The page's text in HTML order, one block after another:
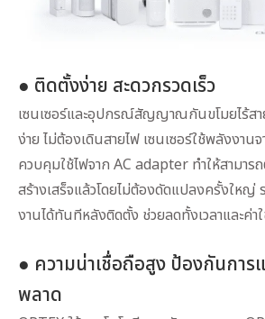
● ติดตั้งง่าย สะดวกรวดเร็ว
เซนเซอร์และอุปกรณ์สัญญาณกันขโมยไร้สา
ง่าย ไม่ต้องเดินสายไฟ เซนเซอร์ใช้พลังงา
ควบคุมใช้ไฟจาก AC adapter ทำให้สามาร
สร้างเสร็จแล้วโดยไม่ต้องดัดแปลงครั้งใหญ่
งานได้ทันทีหลังติดตั้ง ช่วยลดทั้งเวลาและค่า
● ความน่าเชื่อถือสูง ป้องกันการ
พลาด